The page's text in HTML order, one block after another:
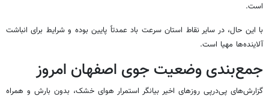
است.
با این حال، در سایر نقاط استان سرعت باد عمدتاً پایین بوده و شرایط برای انباشت
آلاینده‌ها مهیا است.
جمع‌بندی وضعیت جوی اصفهان امروز
گزارش‌های پی‌درپی روزهای اخیر بیانگر استمرار هوای خشک، بدون بارش و همراه